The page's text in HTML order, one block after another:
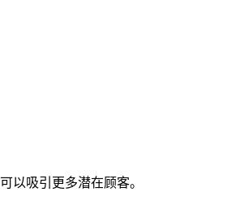
以吸引更多潜在顾客。